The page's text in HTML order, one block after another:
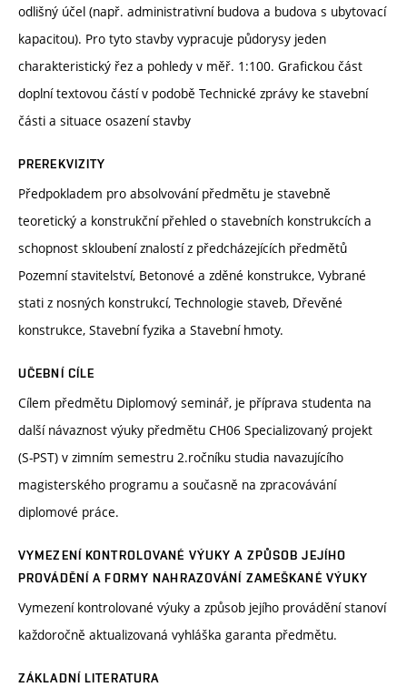
odlišný účel (např. administrativní budova a budova s ubytovací
kapacitou). Pro tyto stavby vypracuje půdorysy jeden
charakteristický řez a pohledy v měř. 1:100. Grafickou část
doplní textovou částí v podobě Technické zprávy ke stavební
části a situace osazení stavby
PREREKVIZITY
Předpokladem pro absolvování předmětu je stavebně
teoretický a konstrukční přehled o stavebních konstrukcích a
schopnost skloubení znalostí z předcházejících předmětů
Pozemní stavitelství, Betonové a zděné konstrukce, Vybrané
stati z nosných konstrukcí, Technologie staveb, Dřevěné
konstrukce, Stavební fyzika a Stavební hmoty.
UČEBNÍ CÍLE
Cílem předmětu Diplomový seminář, je příprava studenta na
další návaznost výuky předmětu CH06 Specializovaný projekt
(S-PST) v zimním semestru 2.ročníku studia navazujícího
magisterského programu a současně na zpracovávání
diplomové práce.
VYMEZENÍ KONTROLOVANÉ VÝUKY A ZPŮSOB JEJÍHO
PROVÁDĚNÍ A FORMY NAHRAZOVÁNÍ ZAMEŠKANÉ VÝUKY
Vymezení kontrolované výuky a způsob jejího provádění stanoví
každoročně aktualizovaná vyhláška garanta předmětu.
ZÁKLADNÍ LITERATURA